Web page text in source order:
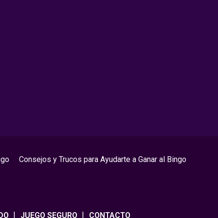
Consejos y Trucos para Ayudarte a Ganar al Bingo
JUEGO SEGURO CONTACTO